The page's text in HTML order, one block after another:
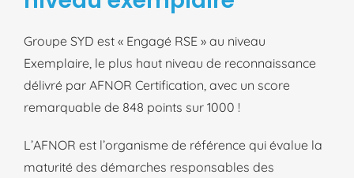
Groupe SYD est « Engagé RSE » au niveau
Exemplaire, le plus haut niveau de reconnaissance
délivré par AFNOR Certification, avec un score
remarquable de 848 points sur 1000 !
L’AFNOR est l’organisme de référence qui évalue la
maturité des démarches responsables des